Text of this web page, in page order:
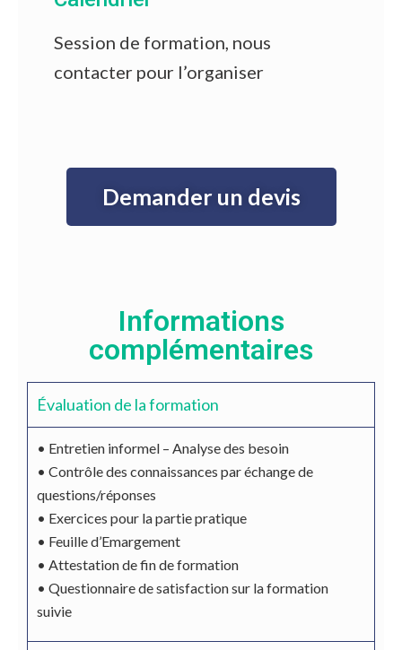
Session de formation, nous
contacter pour l’organiser
Demander un devis
Informations
complémentaires
Évaluation de la formation
• Entretien informel – Analyse des besoin
• Contrôle des connaissances par échange de
questions/réponses
• Exercices pour la partie pratique
• Feuille d’Emargement
• Attestation defin de formation
• Questionnaire de satisfaction sur la formation
suivie